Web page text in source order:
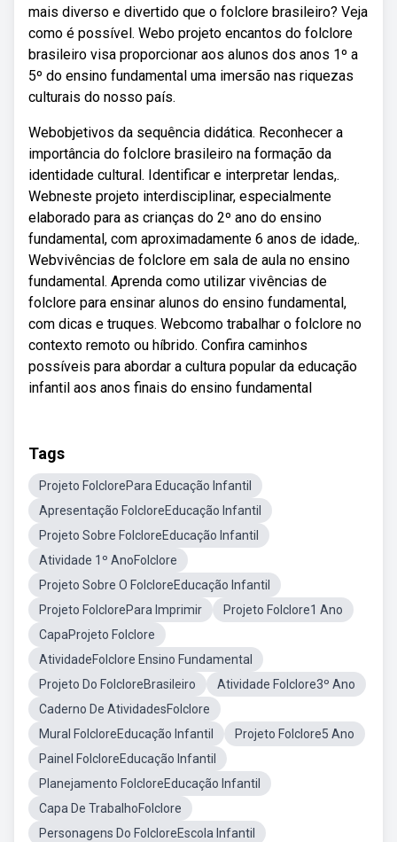
mais diverso e divertido que o folclore brasileiro? Veja
como é possível. Webo projeto encantos do folclore
brasileiro visa proporcionar aos alunos dos anos 1º a
5º do ensino fundamental uma imersão nas riquezas
culturais do nosso país.
Webobjetivos da sequência didática. Reconhecer a
importância do folclore brasileiro na formação da
identidade cultural. Identificar e interpretar lendas,.
Webneste projeto interdisciplinar, especialmente
elaborado para as crianças do 2º ano do ensino
fundamental, com aproximadamente 6 anos de idade,.
Webvivências de folclore em sala de aula no ensino
fundamental. Aprenda como utilizar vivências de
folclore para ensinar alunos do ensino fundamental,
com dicas e truques. Webcomo trabalhar o folclore no
contexto remoto ou híbrido. Confira caminhos
possíveis para abordar a cultura popular da educação
infantil aos anos finais do ensino fundamental
Tags
Projeto FolclorePara Educação Infantil
Apresentação FolcloreEducação Infantil
Projeto Sobre FolcloreEducação Infantil
Atividade 1º AnoFolclore
Projeto Sobre O FolcloreEducação Infantil
Projeto FolclorePara Imprimir
Projeto Folclore1 Ano
CapaProjeto Folclore
AtividadeFolclore Ensino Fundamental
Projeto Do FolcloreBrasileiro
Atividade Folclore3º Ano
Caderno De AtividadesFolclore
Mural FolcloreEducação Infantil
Projeto Folclore5 Ano
Painel FolcloreEducação Infantil
Planejamento FolcloreEducação Infantil
Capa De TrabalhoFolclore
Personagens Do FolcloreEscola Infantil